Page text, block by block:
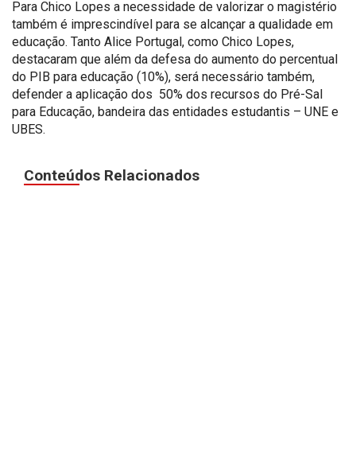
Para Chico Lopes a necessidade de valorizar o magistério
também é imprescindível para se alcançar a qualidade em
educação. Tanto Alice Portugal, como Chico Lopes,
destacaram que além da defesa do aumento do percentual
do PIB para educação (10%), será necessário também,
defender a aplicação dos 50% dos recursos do Pré-Sal
para Educação, bandeira das entidades estudantis – UNE e
UBES.
Conteúdos Relacionados